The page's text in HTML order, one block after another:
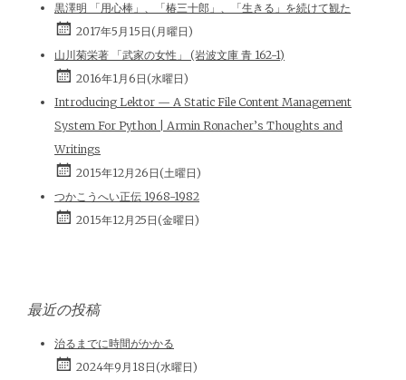
黒澤明 「用心棒」、「椿三十郎」、「生きる」を続けて観た
2017年5月15日(月曜日)
山川菊栄著 「武家の女性」 (岩波文庫 青 162-1)
2016年1月6日(水曜日)
Introducing Lektor — A Static File Content Management
System For Python | Armin Ronacher’s Thoughts and
Writings
2015年12月26日(土曜日)
つかこうへい正伝 1968-1982
2015年12月25日(金曜日)
最近の投稿
治るまでに時間がかかる
2024年9月18日(水曜日)